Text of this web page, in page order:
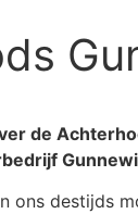
de
ons destijds